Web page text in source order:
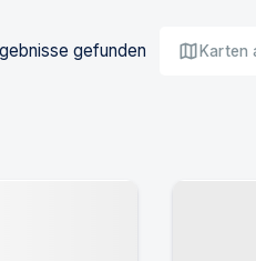
gefunden mapKarten